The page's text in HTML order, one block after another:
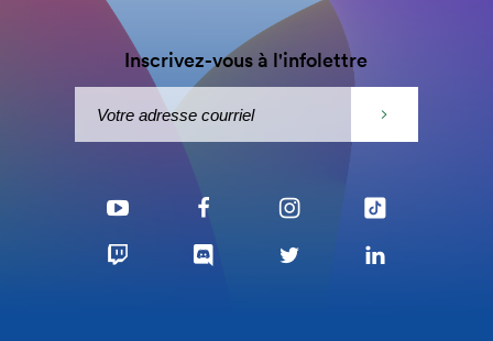
Inscrivez-vous à l'infolettre